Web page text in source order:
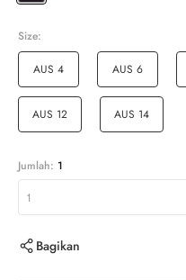
Size:
AUS 4 AUS 6
AUS 12 AUS 14
Jumlah: 1
1
Bagikan